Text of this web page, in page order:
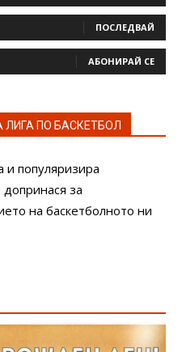
ПОСЛЕДВАЙ
АБОНИРАЙ СЕ
ПО БАСКЕТБОЛ
популяризира
допринася за
на баскетболното ни